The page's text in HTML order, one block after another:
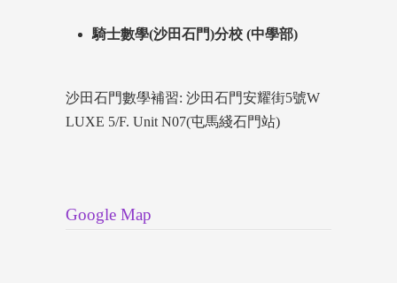
騎士數學(沙田石門)分校 (中學部)
沙田石門數學補習: 沙田石門安耀街5號W
LUXE 5/F. Unit N07(屯馬綫石門站)
Google Map